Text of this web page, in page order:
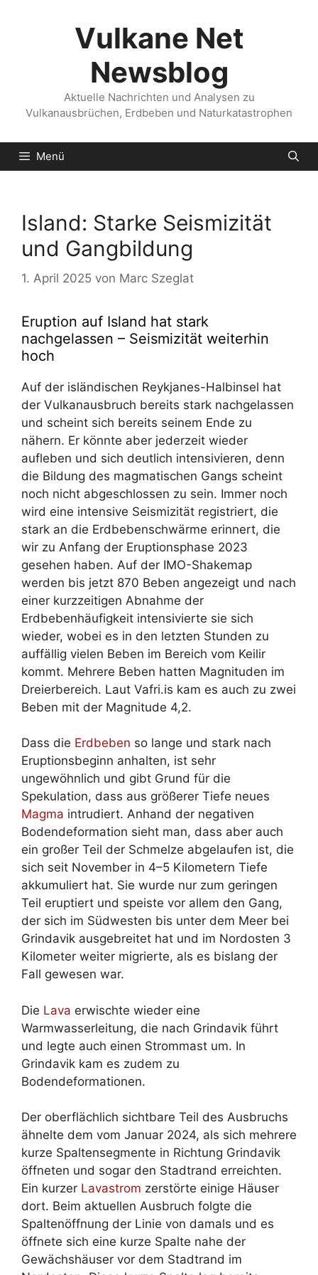
Vulkane Net
Newsblog
Aktuelle Nachrichten und Analysen zu
Vulkanausbrüchen, Erdbeben und Naturkatastrophen
Menü
Island: Starke Seismizität
und Gangbildung
1. April 2025 von Marc Szeglat
Eruption auf Island hat stark
nachgelassen – Seismizität weiterhin
hoch
Auf der isländischen Reykjanes-Halbinsel hat
der Vulkanausbruch bereits stark nachgelassen
und scheint sich bereits seinem Ende zu
nähern. Er könnte aber jederzeit wieder
aufleben und sich deutlich intensivieren, denn
die Bildung des magmatischen Gangs scheint
noch nicht abgeschlossen zu sein. Immer noch
wird eine intensive Seismizität registriert, die
stark an die Erdbebenschwärme erinnert, die
wir zu Anfang der Eruptionsphase 2023
gesehen haben. Auf der IMO-Shakemap
werden bis jetzt 870 Beben angezeigt und nach
einer kurzzeitigen Abnahme der
Erdbebenhäufigkeit intensivierte sie sich
wieder, wobei es in den letzten Stunden zu
auffällig vielen Beben im Bereich vom Keilir
kommt. Mehrere Beben hatten Magnituden im
Dreierbereich. Laut Vafri.is kam es auch zu zwei
Beben mit der Magnitude 4,2.
Dass die Erdbeben so lange und stark nach
Eruptionsbeginn anhalten, ist sehr
ungewöhnlich und gibt Grund für die
Spekulation, dass aus größerer Tiefe neues
Magma intrudiert. Anhand der negativen
Bodendeformation sieht man, dass aber auch
ein großer Teil der Schmelze abgelaufen ist, die
sich seit November in 4–5 Kilometern Tiefe
akkumuliert hat. Sie wurde nur zum geringen
Teil eruptiert und speiste vor allem den Gang,
der sich im Südwesten bis unter dem Meer bei
Grindavik ausgebreitet hat und im Nordosten 3
Kilometer weiter migrierte, als es bislang der
Fall gewesen war.
Die Lava erwischte wieder eine
Warmwasserleitung, die nach Grindavik führt
und legte auch einen Strommast um. In
Grindavik kam es zudem zu
Bodendeformationen.
Der oberflächlich sichtbare Teil des Ausbruchs
ähnelte dem vom Januar 2024, als sich mehrere
kurze Spaltensegmente in Richtung Grindavik
öffneten und sogar den Stadtrand erreichten.
Ein kurzer Lavastrom zerstörte einige Häuser
dort. Beim aktuellen Ausbruch folgte die
Spaltenöffnung der Linie von damals und es
öffnete sich eine kurze Spalte nahe der
Gewächshäuser vor dem Stadtrand im